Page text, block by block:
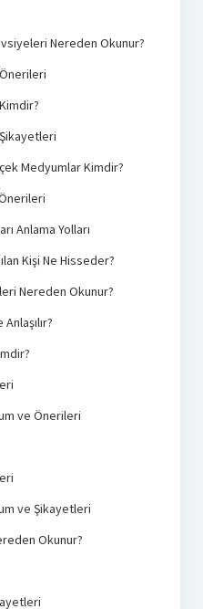
Nereden Okunur?
Medyumlar Kimdir?
Anlama Yolları
Kişi Ne Hisseder?
Nereden Okunur?
ve Önerileri
ve Şikayetleri
Okunur?